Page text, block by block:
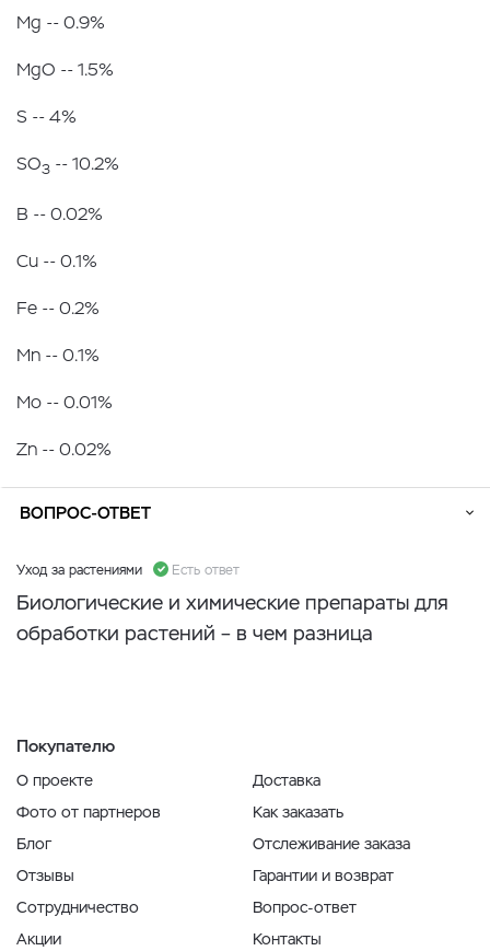
Mg -- 0.9%
MgO -- 1.5%
S -- 4%
SO3 -- 10.2%
B -- 0.02%
Cu -- 0.1%
Fe -- 0.2%
Mn -- 0.1%
Mo -- 0.01%
Zn -- 0.02%
ВОПРОС-ОТВЕТ
Уход за растениями Есть ответ
Биологические и химические препараты для
обработки растений – в чем разница
Покупателю
О проекте
Фото от партнеров
Блог
Отзывы
Сотрудничество
Акции
Доставка
Как заказать
Отслеживание заказа
Гарантии и возврат
Вопрос-ответ
Контакты